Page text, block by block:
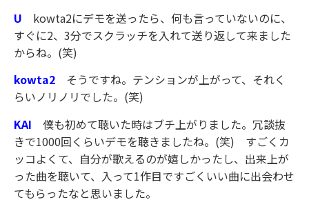
U kowta2にデモを送ったら、何も言っていないのに、
すぐに2、3分でスクラッチを入れて送り返して来ました
からね。(笑)
kowta2 そうですね。テンションが上がって、それく
らいノリノリでした。(笑)
KAI 僕も初めて聴いた時はブチ上がりました。冗談抜
きで1000回くらいデモを聴きましたね。(笑) すごくカ
ッコよくて、自分が歌えるのが嬉しかったし、出来上が
った曲を聴いて、入って1作目ですごくいい曲に出会わせ
てもらったなと思いました。